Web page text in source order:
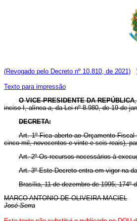
(Revogado pelo Decreto nº 10.810, de 2021)
Texto para impressão
O VICE-PRESIDENTE DA REPÚBLICA
inciso I, alíneaa,da Lei nº 8.980, de 19 de
DECRETA:
Art. 1º Fica aberto ao Orçamento
cinco mil, novecentos e vinte e seis reais),
Art. 2º Os recursos necessários à
Art. 3º Este Decreto entra em vigor na
Brasília, 11 de dezembro de 1995; 174º
MARCO ANTONIO DE OLIVEIRA MACIEL
José Serra